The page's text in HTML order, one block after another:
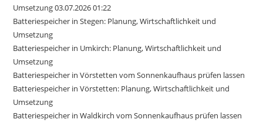
Umsetzung 03.07.2026 01:22
Batteriespeicher in Stegen: Planung, Wirtschaftlichkeit und
Umsetzung
Batteriespeicher in Umkirch: Planung, Wirtschaftlichkeit und
Umsetzung
Batteriespeicher in Vörstetten vom Sonnenkaufhaus prüfen lassen
Batteriespeicher in Vörstetten: Planung, Wirtschaftlichkeit und
Umsetzung
Batteriespeicher in Waldkirch vom Sonnenkaufhaus prüfen lassen